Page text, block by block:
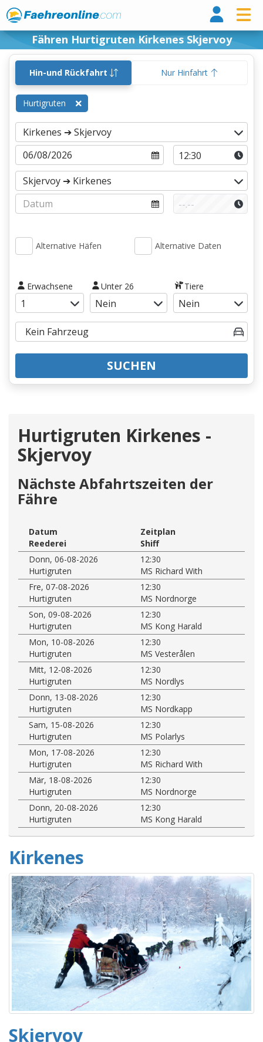
Fähren Hurtigruten Kirkenes Skjervoy
Hin-und Rückfahrt Nur Hinfahrt
Hurtigruten
Alternative Häfen Alternative Daten
Erwachsene Unter 26 Tiere
SUCHEN
Hurtigruten Kirkenes -
Skjervoy
Nächste Abfahrtszeiten der
Fähre
Datum
Zeitplan
Reederei
Shiff
Donn, 06-08-2026
12:30
Hurtigruten
MS Richard With
Fre, 07-08-2026
12:30
Hurtigruten
MS Nordnorge
Son, 09-08-2026
12:30
Hurtigruten
MS Kong Harald
Mon, 10-08-2026
12:30
Hurtigruten
MS Vesterålen
Mitt, 12-08-2026
12:30
Hurtigruten
MS Nordlys
Donn, 13-08-2026
12:30
Hurtigruten
MS Nordkapp
Sam, 15-08-2026
12:30
Hurtigruten
MS Polarlys
Mon, 17-08-2026
12:30
Hurtigruten
MS Richard With
Mär, 18-08-2026
12:30
Hurtigruten
MS Nordnorge
Donn, 20-08-2026
12:30
Hurtigruten
MS Kong Harald
Kirkenes
Skjervoy